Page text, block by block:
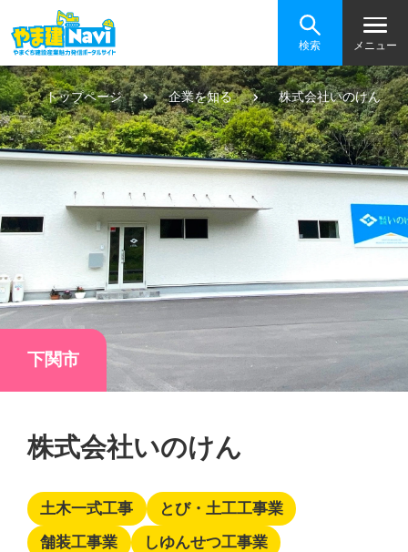
検索 メニュー
トップページ 企業を知る 株式会社いのけん
下関市
株式会社いのけん
土木一式工事
とび・土工工事業
舗装工事業
しゆんせつ工事業